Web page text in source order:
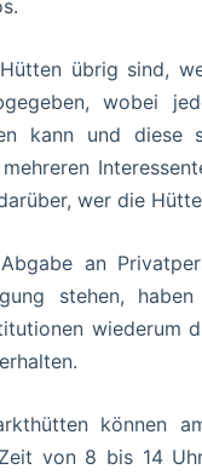
übrig sind,
wobei
kann und diese
wer die
an
stehen,
wiederum
können
von 8 bis 14